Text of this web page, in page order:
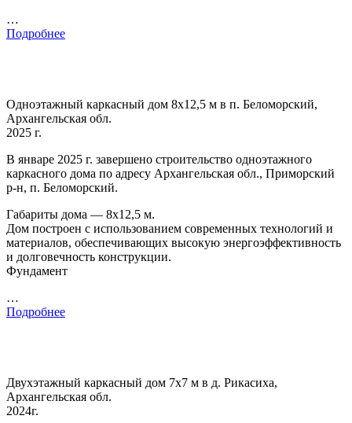
…
Подробнее
Одноэтажный каркасный дом 8х12,5 м в п. Беломорский,
Архангельская обл.
2025 г.
В январе 2025 г. завершено строительство одноэтажного
каркасного дома по адресу Архангельская обл., Приморский
р-н, п. Беломорский.
Габариты дома — 8х12,5 м.
Дом построен с использованием современных технологий и
материалов, обеспечивающих высокую энергоэффективность
и долговечность конструкции.
Фундамент
…
Подробнее
Двухэтажный каркасный дом 7х7 м в д. Рикасиха,
Архангельская обл.
2024г.